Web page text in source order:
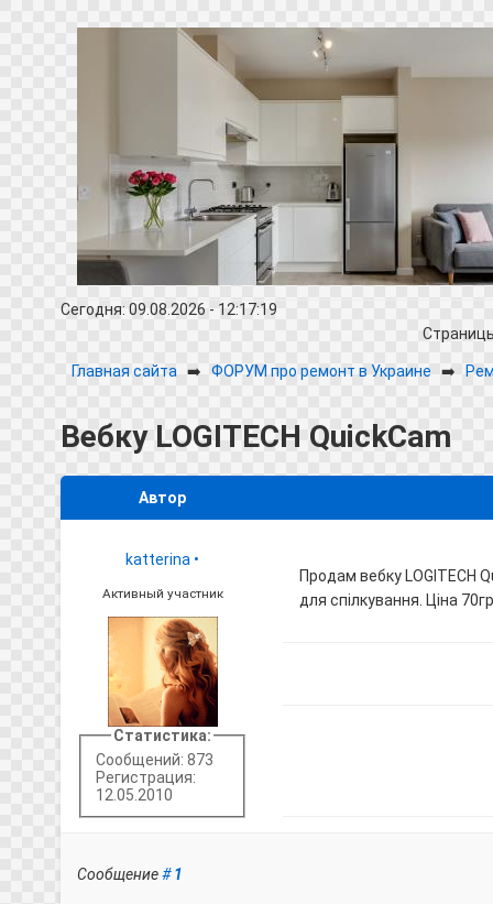
Сегодня: 09.08.2026 - 12:17:19
Главная сайта ➡️ФОРУМ про ремонт в Украине ➡️
Вебку LOGITECH QuickCam
Автор
katterina •
Активный участник
Статистика:
Сообщений: 873
Регистрация:
12.05.2010
Продам вебку LOGITECH
для спілкування. Ціна
Сообщение#1